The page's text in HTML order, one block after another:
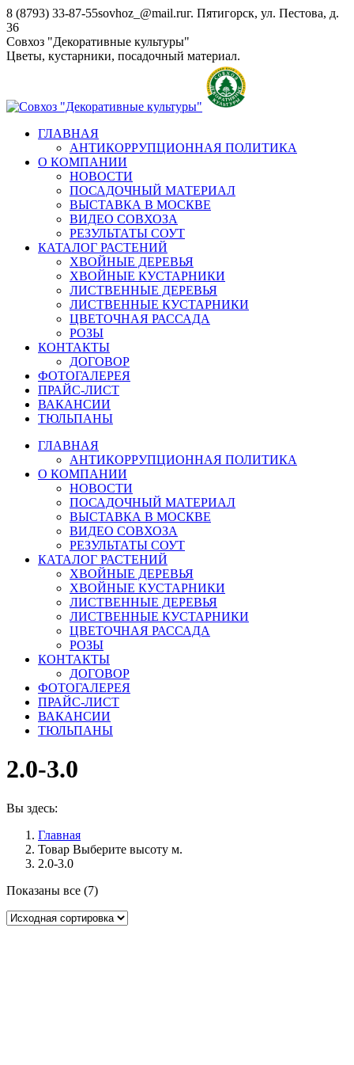
Перейти
к
содержанию
8 (8793) 33-87-55sovhoz_@mail.ruг. Пятигорск, ул. Пестова, д.
36
Совхоз "Декоративные культуры"
Цветы, кустарники, посадочный материал.
ГЛАВНАЯ
АНТИКОРРУПЦИОННАЯ ПОЛИТИКА
О КОМПАНИИ
НОВОСТИ
ПОСАДОЧНЫЙ МАТЕРИАЛ
ВЫСТАВКА В МОСКВЕ
ВИДЕО СОВХОЗА
РЕЗУЛЬТАТЫ СОУТ
КАТАЛОГ РАСТЕНИЙ
ХВОЙНЫЕ ДЕРЕВЬЯ
ХВОЙНЫЕ КУСТАРНИКИ
ЛИСТВЕННЫЕ ДЕРЕВЬЯ
ЛИСТВЕННЫЕ КУСТАРНИКИ
ЦВЕТОЧНАЯ РАССАДА
РОЗЫ
КОНТАКТЫ
ДОГОВОР
ФОТОГАЛЕРЕЯ
ПРАЙС-ЛИСТ
ВАКАНСИИ
ТЮЛЬПАНЫ
ГЛАВНАЯ
АНТИКОРРУПЦИОННАЯ ПОЛИТИКА
О КОМПАНИИ
НОВОСТИ
ПОСАДОЧНЫЙ МАТЕРИАЛ
ВЫСТАВКА В МОСКВЕ
ВИДЕО СОВХОЗА
РЕЗУЛЬТАТЫ СОУТ
КАТАЛОГ РАСТЕНИЙ
ХВОЙНЫЕ ДЕРЕВЬЯ
ХВОЙНЫЕ КУСТАРНИКИ
ЛИСТВЕННЫЕ ДЕРЕВЬЯ
ЛИСТВЕННЫЕ КУСТАРНИКИ
ЦВЕТОЧНАЯ РАССАДА
РОЗЫ
КОНТАКТЫ
ДОГОВОР
ФОТОГАЛЕРЕЯ
ПРАЙС-ЛИСТ
ВАКАНСИИ
ТЮЛЬПАНЫ
2.0-3.0
Вы здесь:
Главная
Товар Выберите высоту м.
2.0-3.0
Показаны все (7)